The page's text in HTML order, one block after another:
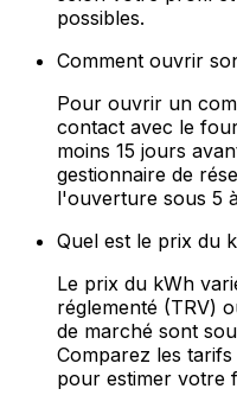
possibles.
Comment ouvrir
Pour ouvrir un
contact avec le
moins 15 jours
gestionnaire de
l'ouverture sous 5
Quel est le prix du
Le prix du kWh
réglementé (TRV)
de marché sont
Comparez les
pour estimer votre